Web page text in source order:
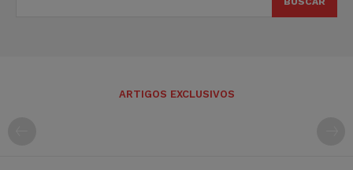
ARTIGOS EXCLUSIVOS